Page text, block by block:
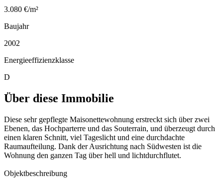
3.080 €/m²
Baujahr
2002
Energieeffizienzklasse
D
Über diese Immobilie
Diese sehr gepflegte Maisonettewohnung erstreckt sich über zwei
Ebenen, das Hochparterre und das Souterrain, und überzeugt durch
einen klaren Schnitt, viel Tageslicht und eine durchdachte
Raumaufteilung. Dank der Ausrichtung nach Südwesten ist die
Wohnung den ganzen Tag über hell und lichtdurchflutet.
Objektbeschreibung